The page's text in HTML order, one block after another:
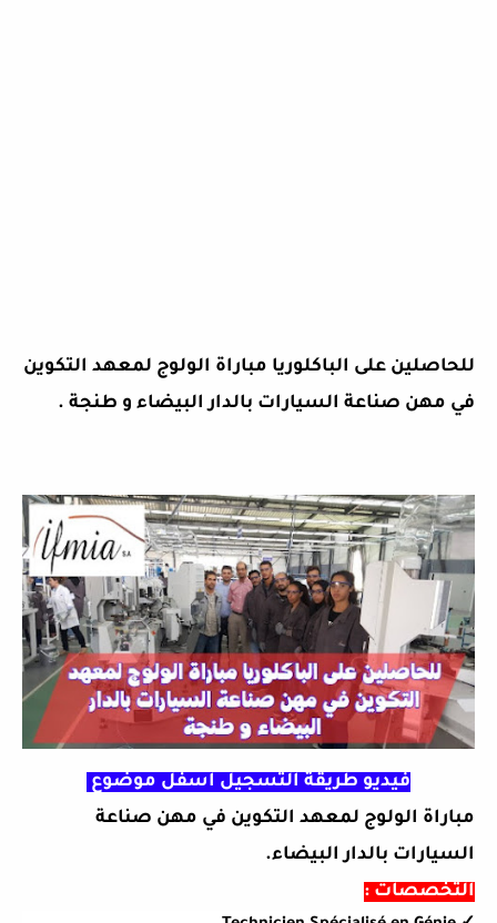
للحاصلين على الباكلوريا مباراة الولوج لمعهد التكوين
في مهن صناعة السيارات بالدار البيضاء و طنجة .
فيديو طريقة التسجيل اسفل موضوع
مباراة الولوج لمعهد التكوين في مهن صناعة
السيارات بالدار البيضاء.
التخصصات :